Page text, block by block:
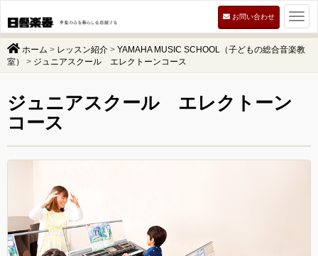
お問い合わせ
ホーム > レッスン紹介 > YAMAHA MUSIC SCHOOL（子どもの総合音楽教
室）
> ジュニアスクール エレクトーンコース
ジュニアスクール エレクトーン
コース